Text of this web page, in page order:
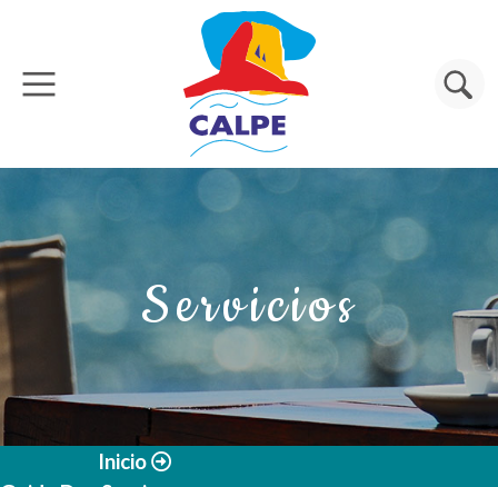
Pasar al contenido principal
Buscar
Servicios
Inicio